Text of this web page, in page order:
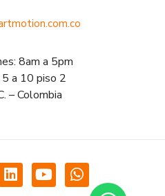
8am a 5pm
a 10 piso 2
– Colombia